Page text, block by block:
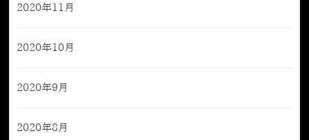
2020年11月
2020年10月
2020年9月
2020年8月